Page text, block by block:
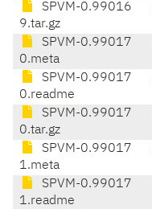
SPVM-0.99016
9.tar.gz
SPVM-0.99017
0.meta
SPVM-0.99017
0.readme
SPVM-0.99017
0.tar.gz
SPVM-0.99017
1.meta
SPVM-0.99017
1.readme